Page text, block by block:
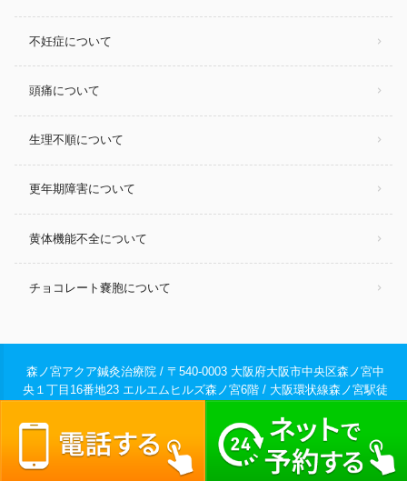
不妊症について
頭痛について
生理不順について
更年期障害について
黄体機能不全について
チョコレート嚢胞について
森ノ宮アクア鍼灸治療院 / 〒540-0003 大阪府大阪市中央区森ノ宮中
央１丁目16番地23 エルエムヒルズ森ノ宮6階 / 大阪環状線森ノ宮駅徒
06-6809-4388
大阪市中央区の不妊鍼灸 森ノ宮アクア鍼灸治療院